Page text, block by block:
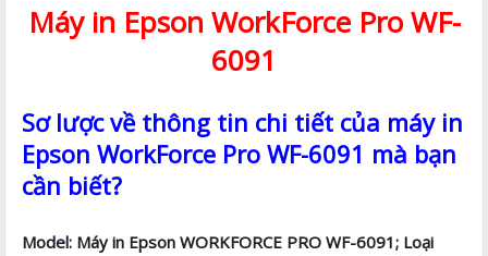
Máy in Epson WorkForce Pro WF-
6091
Sơ lược về thông tin chi tiết của máy in
Epson WorkForce Pro WF-6091 mà bạn
cần biết?
Model: Máy in Epson WORKFORCE PRO WF-6091; Loại